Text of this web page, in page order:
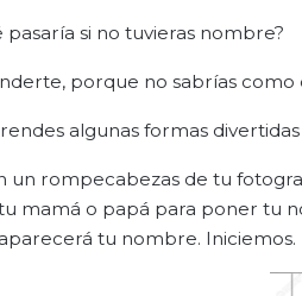
pasaría si no tuvieras nombre?
porque no sabrías como
algunas formas
un rompecabezas de tu
mamá o papá para poner tu
tu nombre. Iniciemos.